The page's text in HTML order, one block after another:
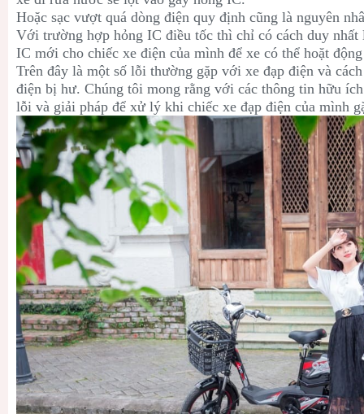
Hoặc sạc vượt quá dòng điện quy định cũng là nguyên
Với trường hợp hỏng IC điều tốc thì chỉ có cách duy nhất
IC mới cho chiếc xe điện của mình để xe có thể hoặt
Trên đây là một số lỗi thường gặp với xe đạp điện và
điện bị hư. Chúng tôi mong rằng với các thông tin hữu
lỗi và giải pháp để xử lý khi chiếc xe đạp điện của mình